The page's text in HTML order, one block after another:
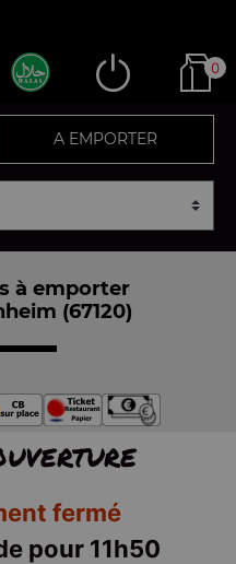
0
A EMPORTER
à emporter
(67120)
fermé
pour 11h50